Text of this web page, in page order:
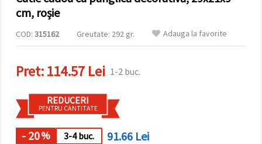
vă indicați
preferințele
selectând
făcând clic
pe butonul
Аcceptati
toate!
cm, roșie
COD: 315162 Greutate: 292 gr. Adauga la favorite
Pret:114.57 Lei 1-2 buc.
REDUCERI
PENTRU CANTITATE
- 20% 3-4 buc.
91.66 Lei